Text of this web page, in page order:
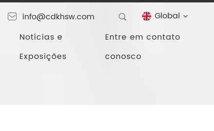
info@cdkhsw.com
Global
Notícias e
Exposições
Entre em contato
conosco